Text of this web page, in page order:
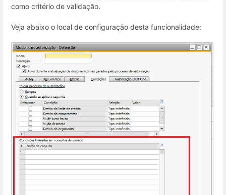
como critério de validação.
Veja abaixo o local de configuração desta funcionalidade: